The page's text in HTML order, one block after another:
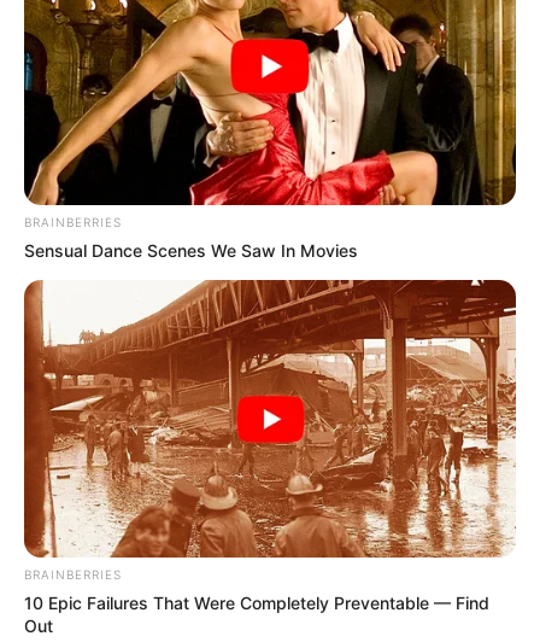
ΔΗΜΟΦΙΛΗ ΑΡΘΡΑ
Ανοιχτή επιστολή προς τον Πρόεδρο της
Τουρκικής Δημοκρατίας Ρ. Τ. Ερντογάν
Κυριακή, 2 Οκτωβρίου 2022, 11:20
BRAINBERRIES
Sensual Dance Scenes We Saw In Movies
BRAINBERRIES
10 Epic Failures That Were Completely Preventable — Find
Out